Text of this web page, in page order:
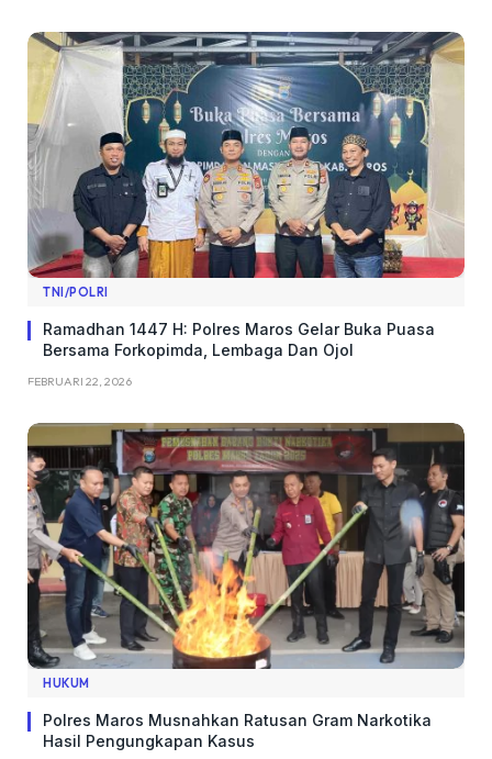
TNI/POLRI
Ramadhan 1447 H: Polres Maros Gelar Buka Puasa
Bersama Forkopimda, Lembaga Dan Ojol
FEBRUARI 22, 2026
HUKUM
Polres Maros Musnahkan Ratusan Gram Narkotika
Hasil Pengungkapan Kasus